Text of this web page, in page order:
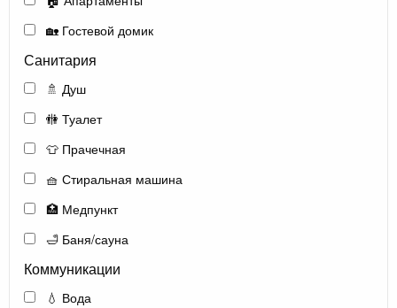
🏡 Гостевой домик
Санитария
🚿 Душ
🚻 Туалет
👕 Прачечная
🧺 Стиральная машина
🏥 Медпункт
🛁 Баня/сауна
Коммуникации
💧 Вода